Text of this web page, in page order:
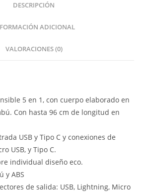
DESCRIPCIÓN
ADICIONAL
VALORACIONES (0)
5 en 1, con cuerpo elaborado en
Con hasta 96 cm de longitud en
USB y Tipo C y conexiones de
USB, y Tipo C.
individual diseño eco.
y ABS
de salida: USB, Lightning, Micro